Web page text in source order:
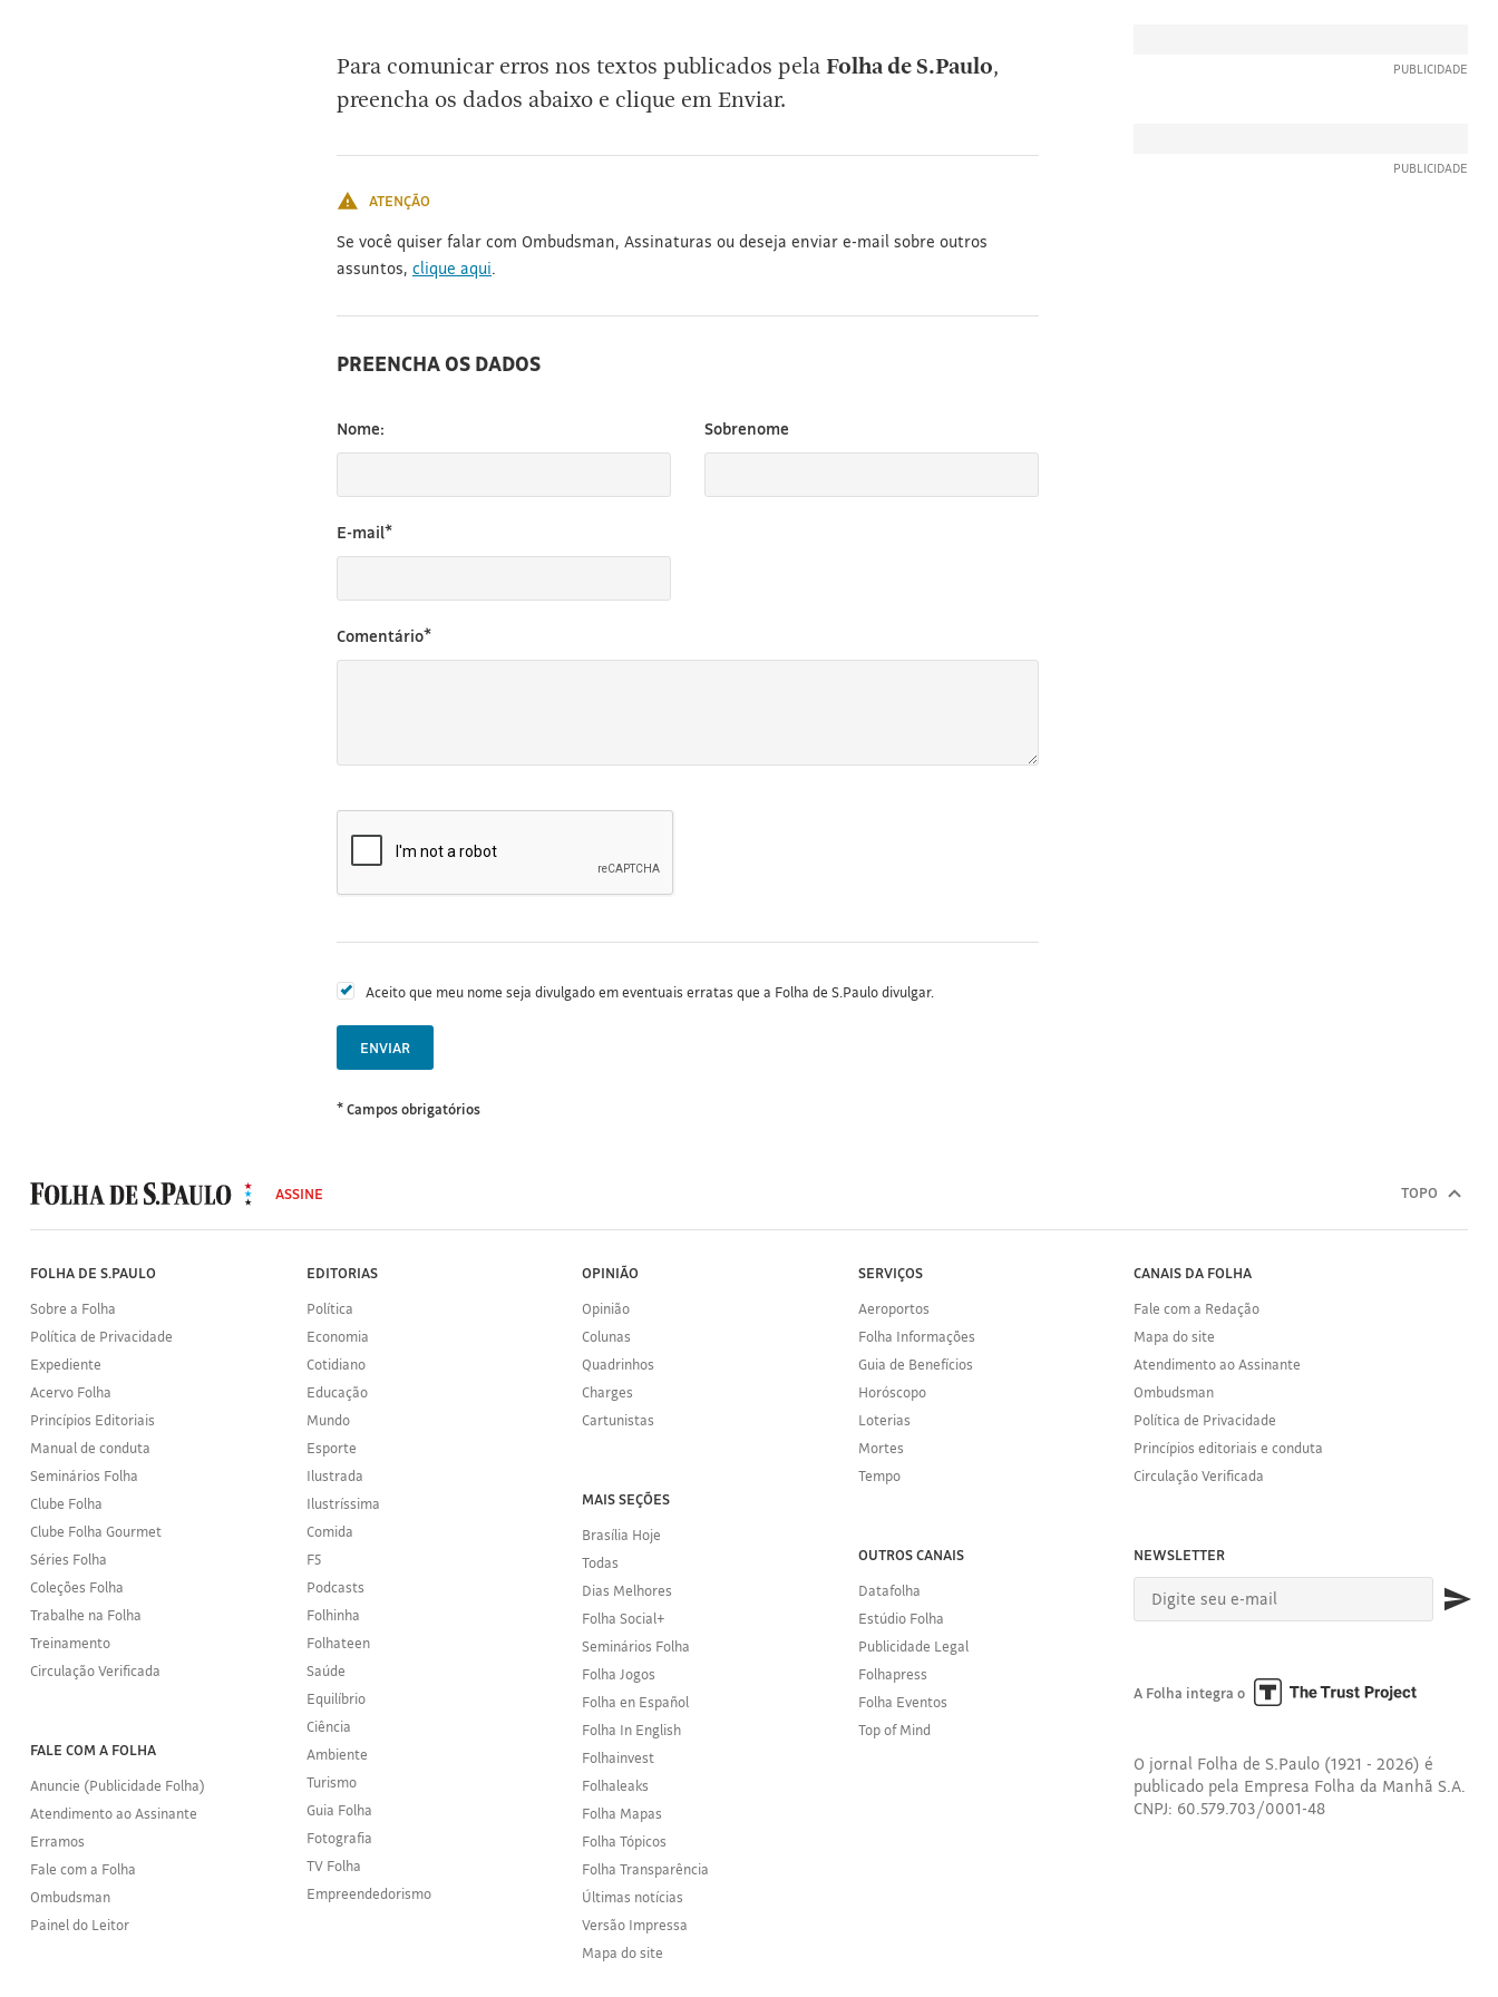
Para comunicar erros nos textos publicados pelaFolha de S.Paulo,
preencha os dados abaixo e clique em Enviar.
ATENÇÃO
Se você quiser falar com Ombudsman, Assinaturas ou deseja enviar e-mail sobre outros
assuntos, clique aqui.
PREENCHA OS DADOS
Nome: Sobrenome
E-mail*
Comentário*
Aceito que meu nome seja divulgado em eventuais erratas que a Folha de S.Paulo divulgar.
ENVIAR
* Campos obrigatórios
Folha
de
S.Paulo
ASSINE TOPO
FOLHA DE S.PAULO
Sobre a Folha
Política de Privacidade
Expediente
Acervo Folha
Princípios Editoriais
Manual de conduta
Seminários Folha
Clube Folha
Clube Folha Gourmet
Séries Folha
Coleções Folha
Trabalhe na Folha
Treinamento
Circulação Verificada
FALE COM A FOLHA
Anuncie (Publicidade Folha)
Atendimento ao Assinante
Erramos
Fale com a Folha
Ombudsman
Painel do Leitor
EDITORIAS
Política
Economia
Cotidiano
Educação
Mundo
Esporte
Ilustrada
Ilustríssima
Comida
F5
Podcasts
Folhinha
Folhateen
Saúde
Equilíbrio
Ciência
Ambiente
Turismo
Guia Folha
Fotografia
TV Folha
Empreendedorismo
OPINIÃO
Opinião
Colunas
Quadrinhos
Charges
Cartunistas
MAIS SEÇÕES
Brasília Hoje
Todas
Dias Melhores
Folha Social+
Seminários Folha
Folha Jogos
Folha en Español
Folha In English
Folhainvest
Folhaleaks
Folha Mapas
Folha Tópicos
Folha Transparência
Últimas notícias
Versão Impressa
Mapa do site
SERVIÇOS
Aeroportos
Folha Informações
Guia de Benefícios
Horóscopo
Loterias
Mortes
Tempo
OUTROS CANAIS
Datafolha
Estúdio Folha
Publicidade Legal
Folhapress
Folha Eventos
Top of Mind
CANAIS DA FOLHA
Fale com a Redação
Mapa do site
Atendimento ao Assinante
Ombudsman
Política de Privacidade
Princípios editoriais e conduta
Circulação Verificada
NEWSLETTER
A Folha integra o
O jornal Folha de S.Paulo (1921 - 2026) é
publicado pela Empresa Folha da Manhã S.A.
CNPJ: 60.579.703/0001-48